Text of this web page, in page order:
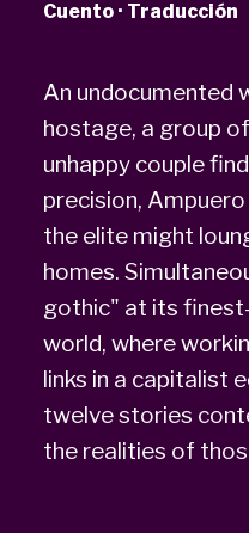
Cuento · Traducción
An undocumented
hostage, a group
unhappy couple
precision,
the elite might
homes.
gothic" at its
world, where
links in a capitalist
twelve stories
the realities of